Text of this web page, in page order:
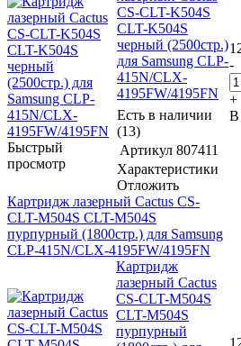
Быстрый
просмотр
CS-CLT-K504S
CLT-K504S
черный (2500стр.)
для Samsung CLP-
415N/CLX-
4195FW/4195FN
Есть в наличии
(13)
Артикул 807411
Характеристики
Отложить
-
+
В
Картридж лазерный Cactus CS-
CLT-M504S CLT-M504S
пурпурный (1800стр.) для Samsung
CLP-415N/CLX-4195FW/4195FN
Картридж
лазерный Cactus
CS-CLT-M504S
CLT-M504S
пурпурный